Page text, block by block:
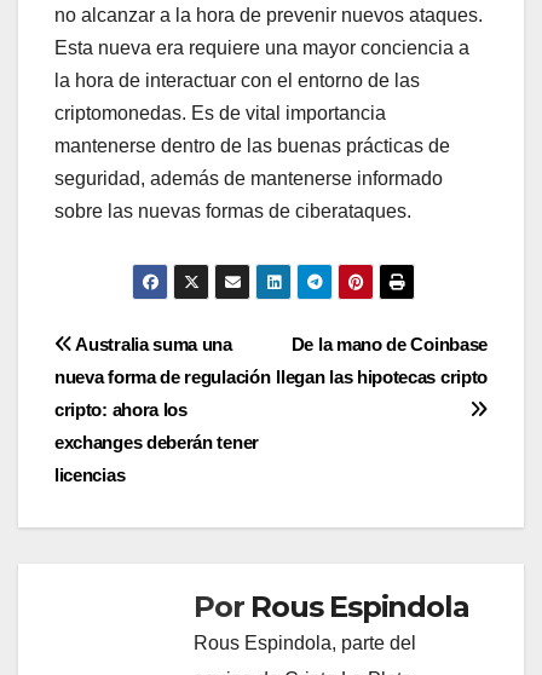
no alcanzar a la hora de prevenir nuevos ataques.
Esta nueva era requiere una mayor conciencia a
la hora de interactuar con el entorno de las
criptomonedas. Es de vital importancia
mantenerse dentro de las buenas prácticas de
seguridad, además de mantenerse informado
sobre las nuevas formas de ciberataques.
Navegación
de
entradas
De la mano de Coinbase
llegan las hipotecas cripto
Australia suma una
nueva forma de regulación
cripto: ahora los
exchanges deberán tener
licencias
Por Rous Espindola
Rous Espindola, parte del